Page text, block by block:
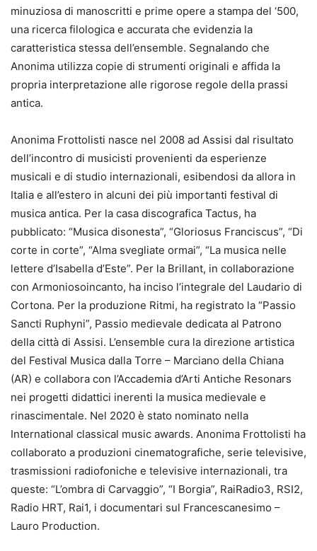
minuziosa di manoscritti e prime opere a stampa del ‘500,
una ricerca filologica e accurata che evidenzia la
caratteristica stessa dell’ensemble. Segnalando che
Anonima utilizza copie di strumenti originali e affida la
propria interpretazione alle rigorose regole della prassi
antica.
Anonima Frottolisti nasce nel 2008 ad Assisi dal risultato
dell’incontro di musicisti provenienti da esperienze
musicali e di studio internazionali, esibendosi da allora in
Italia e all’estero in alcuni dei più importanti festival di
musica antica. Per la casa discografica Tactus, ha
pubblicato: “Musica disonesta”, “Gloriosus Franciscus”, “Di
corte in corte”, “Alma svegliate ormai”, “La musica nelle
lettere d’Isabella d’Este”. Per la Brillant, in collaborazione
con Armoniosoincanto, ha inciso l’integrale del Laudario di
Cortona. Per la produzione Ritmi, ha registrato la “Passio
Sancti Ruphyni”, Passio medievale dedicata al Patrono
della città di Assisi. L’ensemble cura la direzione artistica
del Festival Musica dalla Torre – Marciano della Chiana
(AR) e collabora con l’Accademia d’Arti Antiche Resonars
nei progetti didattici inerenti la musica medievale e
rinascimentale. Nel 2020 è stato nominato nella
International classical music awards. Anonima Frottolisti ha
collaborato a produzioni cinematografiche, serie televisive,
trasmissioni radiofoniche e televisive internazionali, tra
queste: “L’ombra di Carvaggio”, “I Borgia”, RaiRadio3, RSI2,
Radio HRT, Rai1, i documentari sul Francescanesimo –
Lauro Production.